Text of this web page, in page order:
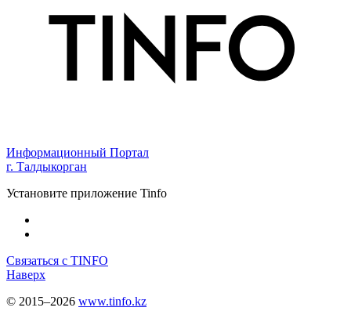
Информационный Портал
г. Талдыкорган
Установите приложение Tinfo
Связаться с TINFO
Наверх
© 2015–2026 www.tinfo.kz